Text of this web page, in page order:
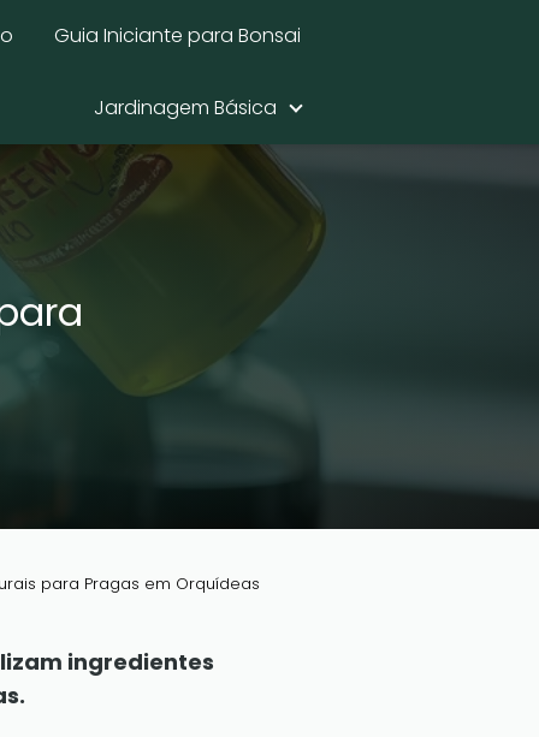
Guia Iniciante para Bonsai
Jardinagem Básica
para Pragas em Orquídeas
ingredientes